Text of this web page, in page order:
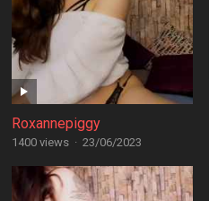
Roxannepiggy
1400 views · 23/06/2023